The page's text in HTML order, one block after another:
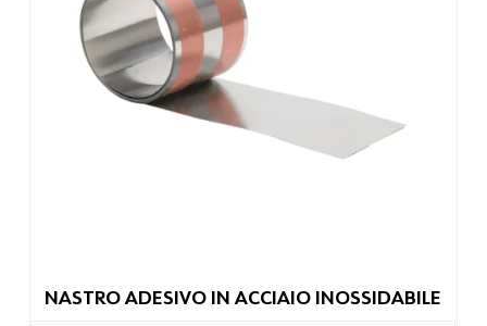
NASTRO ADESIVO IN ACCIAIO INOSSIDABILE